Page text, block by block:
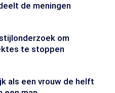
de meningen
om
te stoppen
als een vrouw de helft